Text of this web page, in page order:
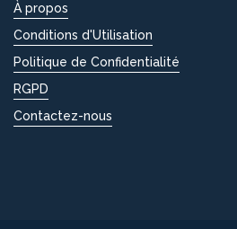
À propos
Conditions d'Utilisation
Politique de Confidentialité
RGPD
Contactez-nous